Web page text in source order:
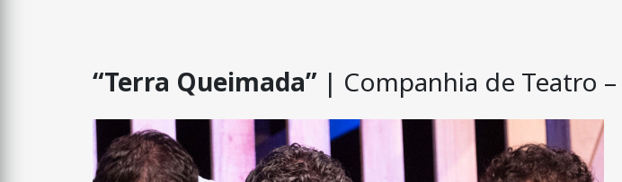
“Terra Queimada” | Companhia de Teatro –